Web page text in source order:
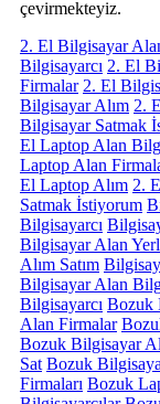
çevirmekteyiz.
2. El Bilgisayar
Bilgisayarcı 2. El
Firmalar 2. El
Bilgisayar Alım 2.
Bilgisayar Satmak
El Laptop Alan
Laptop Alan
El Laptop Alım 2.
Satmak İstiyorum
Bilgisayarcı
Bilgisayar Alan
Alım Satım
Bilgisayar Alan
Bilgisayarcı Bozuk
Alan Firmalar
Bozuk Bilgisayar
Sat Bozuk
Firmaları Bozuk